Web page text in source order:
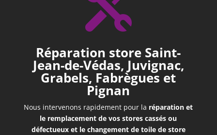
Réparation store Saint-
Jean-de-Védas, Juvignac,
Grabels, Fabrègues et
Pignan
Nous intervenons rapidement pour la réparation et
le remplacement de vos stores cassés ou
défectueux et le changement de toile de store